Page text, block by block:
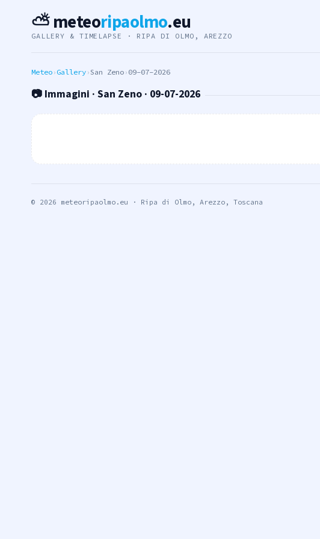
⛅ meteoripaolmo.eu
GALLERY & TIMELAPSE · RIPA DI OLMO, AREZZO
Meteo › Gallery ›San Zeno › 09-07-2026
📷 Immagini · San Zeno · 09-07-2026
© 2026 meteoripaolmo.eu · Ripa di Olmo, Arezzo, Toscana